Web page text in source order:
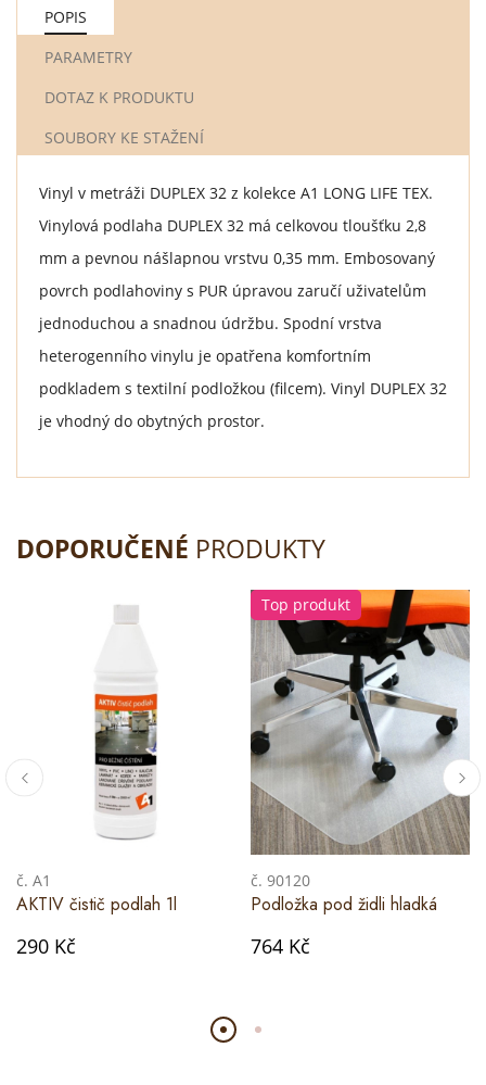
POPIS
PARAMETRY
DOTAZ K PRODUKTU
SOUBORY KE STAŽENÍ
Vinyl v metráži DUPLEX 32 z kolekce A1 LONG LIFE TEX.
Vinylová podlaha DUPLEX 32 má celkovou tloušťku 2,8
mm a pevnou nášlapnou vrstvu 0,35 mm. Embosovaný
povrch podlahoviny s PUR úpravou zaručí uživatelům
jednoduchou a snadnou údržbu. Spodní vrstva
heterogenního vinylu je opatřena komfortním
podkladem s textilní podložkou (filcem). Vinyl DUPLEX 32
je vhodný do obytných prostor.
DOPORUČENÉ PRODUKTY
č. A1
AKTIV čistič podlah 1l
290 Kč
Top produkt
č. 90120
Podložka pod židli hladká
764 Kč